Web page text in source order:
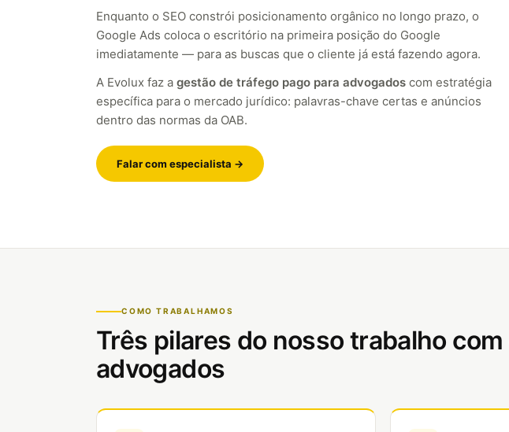
Enquanto o SEO constrói posicionamento orgânico no longo prazo, o
Google Ads coloca o escritório na primeira posição do Google
imediatamente — para as buscas que o cliente já está fazendo agora.
A Evolux faz a gestão de tráfego pago para advogados com estratégia
específica para o mercado jurídico: palavras-chave certas e anúncios
dentro das normas da OAB.
Falar com especialista →
COMO TRABALHAMOS
Três pilares do nosso trabalho com
advogados